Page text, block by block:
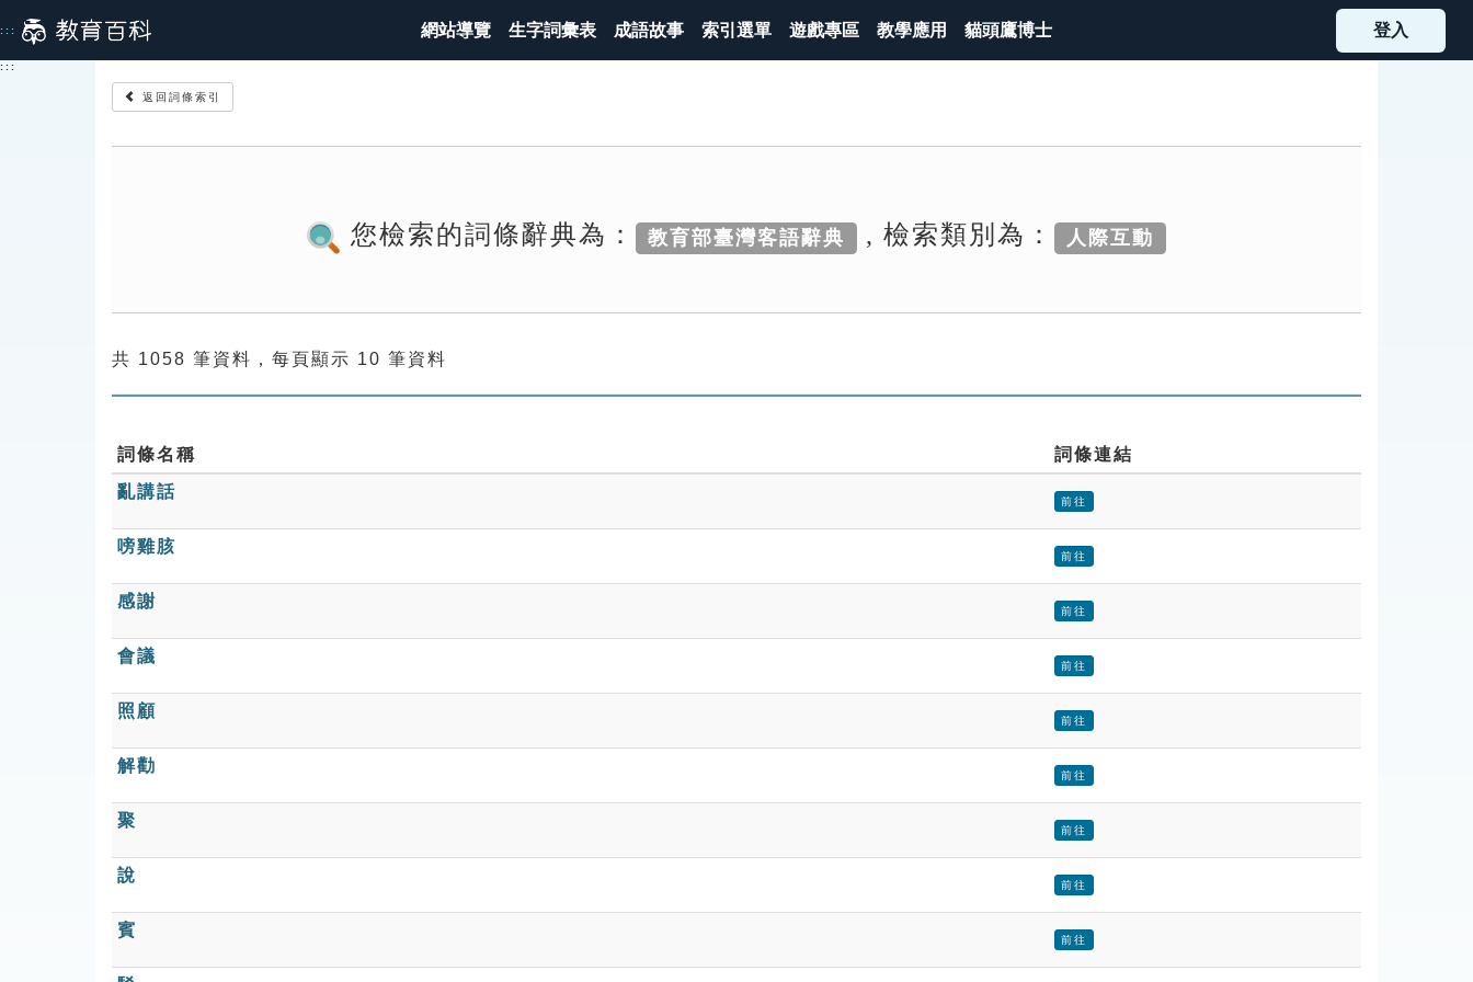
到
主
::: 網站導覽 生字詞彙表 成語故事 索引選單 遊戲專區 教學應用 貓頭鷹博士 登入
:::
返回詞條索引
您檢索的詞條辭典為： 教育部臺灣客語辭典 , 檢索類別為： 人際互動
共 1058 筆資料，每頁顯示 10 筆資料
詞條名稱
詞條連結
亂講話
前往
嗙雞胲
前往
感謝
前往
會議
前往
照顧
前往
解勸
前往
聚
前往
說
前往
賓
前往